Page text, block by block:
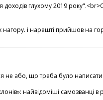
доходів глухому 2019
нагору. і нарешті прийшов на
або, що треба було написати
найвідоміші самозванці в